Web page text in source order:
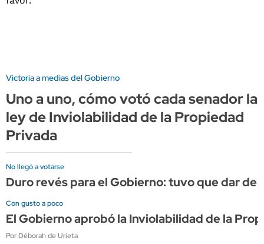
Victoria a medias del Gobierno
Uno a uno, cómo votó cada senador la
ley de Inviolabilidad de la Propiedad
Privada
No llegó a votarse
Duro revés para el Gobierno: tuvo que dar
Con gusto a poco
El Gobierno aprobó la Inviolabilidad de la
Por Déborah de Urieta